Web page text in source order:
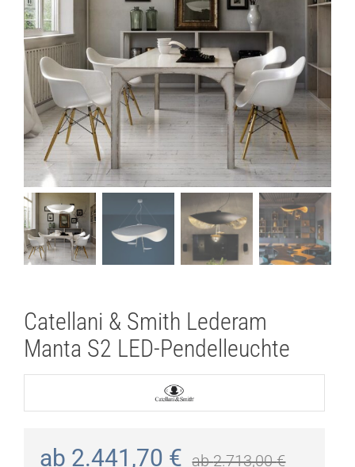
Lichtplanung
Referenzen
Marken
Ratgeber
Sale
Catellani & Smith Lederam
Manta S2 LED-Pendelleuchte
ab 2.441,70 € ab2.713,00€